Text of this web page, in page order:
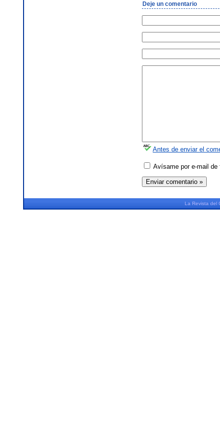
Deje un comentario
Antes de enviar el
Avísame por e-mail de
La Revista del